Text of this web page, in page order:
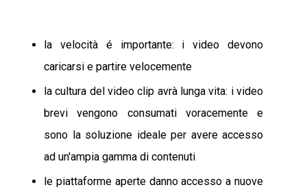
la velocità é importante: i video devono
caricarsi e partire velocemente
la cultura del video clip avrà lunga vita: i video
brevi vengono consumati voracemente e
sono la soluzione ideale per avere accesso
ad un'ampia gamma di contenuti
le piattaforme aperte danno accesso a nuove